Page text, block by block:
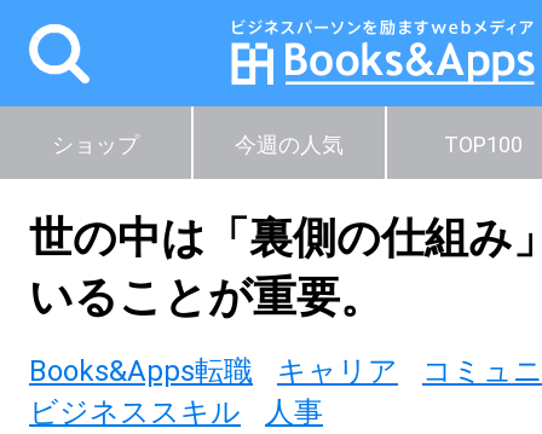
ショップ 今週の人気 TOP100
世の中は「裏側の仕組み
いることが重要。
Books&Apps転職 キャリア
コミュ
ビジネススキル
人事